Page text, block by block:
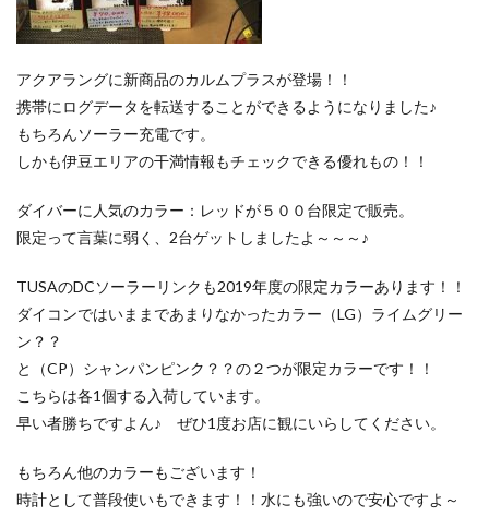
アクアラングに新商品のカルムプラスが登場！！
携帯にログデータを転送することができるようになりました♪
もちろんソーラー充電です。
しかも伊豆エリアの干満情報もチェックできる優れもの！！
ダイバーに人気のカラー：レッドが５００台限定で販売。
限定って言葉に弱く、2台ゲットしましたよ～～～♪
TUSAのDCソーラーリンクも2019年度の限定カラーあります！！
ダイコンではいままであまりなかったカラー（LG）ライムグリー
ン？？
と（CP）シャンパンピンク？？の２つが限定カラーです！！
こちらは各1個する入荷しています。
早い者勝ちですよん♪ ぜひ1度お店に観にいらしてください。
もちろん他のカラーもございます！
時計として普段使いもできます！！水にも強いので安心ですよ～